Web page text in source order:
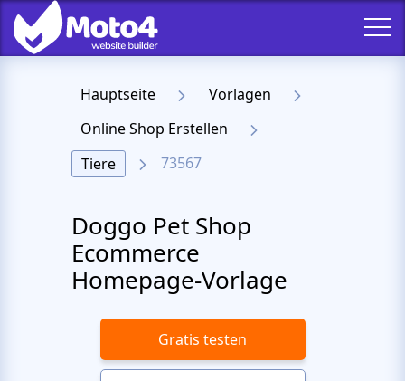
Hauptseite
Vorlagen
Online Shop Erstellen
Tiere
73567
Doggo Pet Shop
Ecommerce
Homepage-Vorlage
Gratis testen